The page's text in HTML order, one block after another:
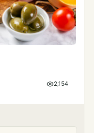
2,154